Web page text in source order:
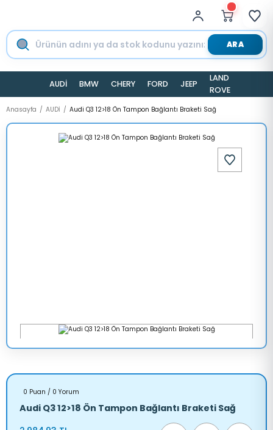
ARA
AUDİ BMW CHERY FORD JEEP
LAND
ROVER
Anasayfa AUDİ Audi Q3 12>18 Ön Tampon Bağlantı Braketi Sağ
0 Puan / 0 Yorum
Audi Q3 12>18 Ön Tampon Bağlantı Braketi Sağ